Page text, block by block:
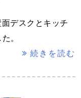
デスクとキッチ
。
続きを読む